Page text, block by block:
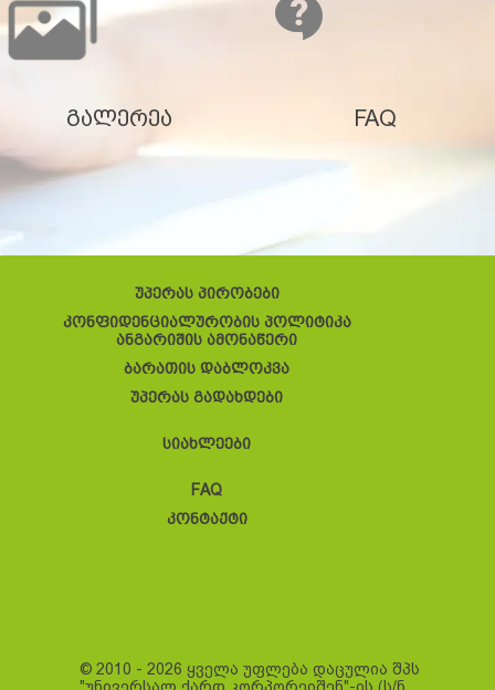
გალერეა FAQ
უპერას პირობები
კონფიდენციალურობის პოლიტიკა
ანგარიშის ამონაწერი
ბარათის დაბლოკვა
უპერას გადახდები
სიახლეები
FAQ
კონტაქტი
© 2010 - 2026 ყველა უფლება დაცულია შპს
"უნივერსალ ქარდ კორპორეიშენ"-ის (ს/ნ